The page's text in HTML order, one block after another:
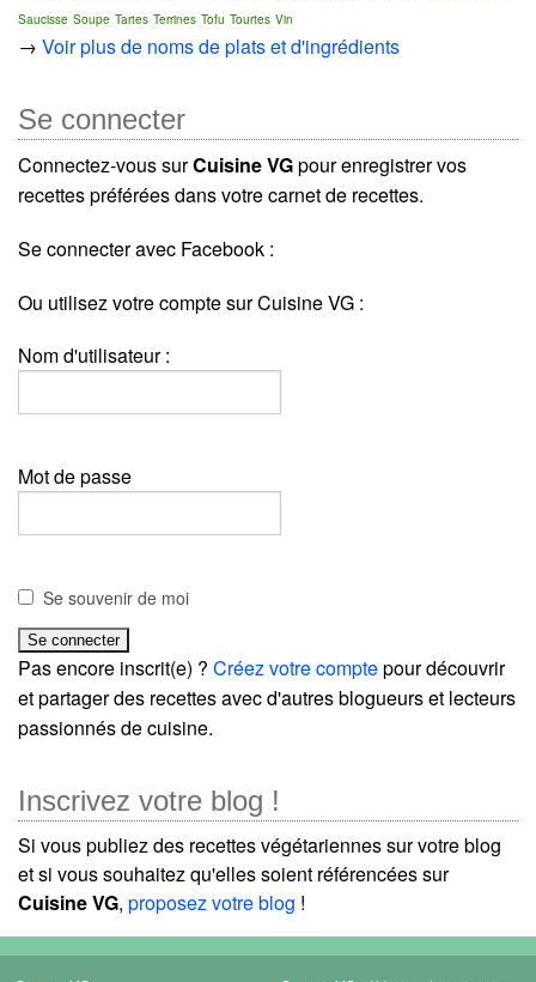
Saucisse Soupe Tartes Terrines Tofu Tourtes Vin
→ Voir plus de noms de plats et d'ingrédients
Se connecter
Connectez-vous surCuisine VGpour enregistrer vos
recettes préférées dans votre carnet de recettes.
Se connecter avec Facebook :
Ou utilisez votre compte sur Cuisine VG :
Nom d'utilisateur :
Mot de passe
Se souvenir de moi
Pas encore inscrit(e) ? Créez votre comptepour découvrir
et partager des recettes avec d'autres blogueurs et lecteurs
passionnés de cuisine.
Inscrivez votre blog !
Si vous publiez des recettes végétariennes sur votre blog
et si vous souhaitez qu'elles soient référencées sur
Cuisine VG, proposez votre blog !